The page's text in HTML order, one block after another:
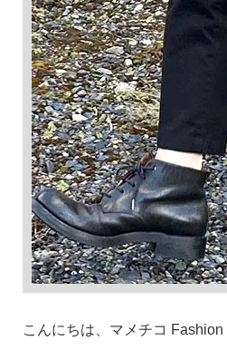
こんにちは、マメチコ Fashion